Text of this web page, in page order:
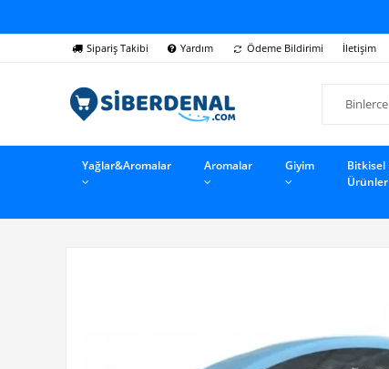
Sipariş Takibi Yardım Ödeme Bildirimi İletişim
Yağlar&Aromalar Aromalar Giyim
Bitkisel
Ürünler